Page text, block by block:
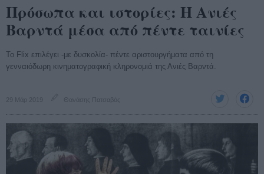
Πρόσωπα και ιστορίες: Η Ανιές
Βαρντά μέσα από πέντε ταινίες
Το Flix επιλέγει -με δυσκολία- πέντε αριστουργήματα από τη
γενναιόδωρη κινηματογραφική κληρονομιά της Ανιές Βαρντά.
29 Μάρ 2019 Θανάσης Πατσαβός